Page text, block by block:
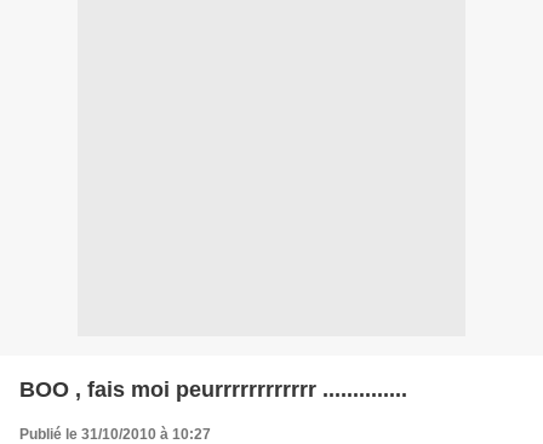
BOO , fais moi peurrrrrrrrrrrr ..............
Publié le 31/10/2010 à 10:27